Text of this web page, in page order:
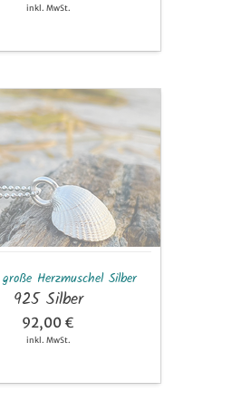
inkl. MwSt.
Herzmuschel Silber
925 Silber
92,00 €
inkl. MwSt.